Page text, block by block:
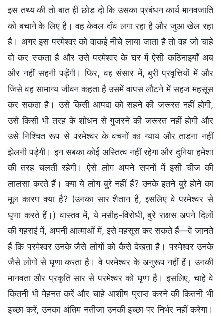
इस तथ्य की तो बात ही छोड़ दो कि उसका प्रबंधन कार्य मानवजाति
को बचाने के लिए है। वह केवल दाँव लगा रहा है और जुआ खेल रहा
है। अगर इस परमेश्वर को वाकई नीचे लाया जाता है तो वह जो चाहे
वो कर सकता है और उसे परमेश्वर के घर में ऐसी कठिनाइयाँ अब
और नहीं सहनी पड़ेंगी। फिर, वह संसार में, बुरी प्रवृत्तियों में और
जिसे वह सामान्य जीवन कहता है उसमें वापस लौटने में सहज महसूस
कर सकता है। उसे किसी आपदा को सहने की जरूरत नहीं होगी,
उसे किसी भी तरह के शोधन से गुजरने की जरूरत नहीं होगी और
उसे निश्चित रूप से परमेश्वर के वचनों का न्याय और ताड़ना नहीं
झेलनी पड़ेगी। इन सबका कोई अस्तित्व नहीं रहेगा और दुनिया हमेशा
की तरह चलती रहेगी। ऐसे लोग अपने सपनों में इसी चीज की
लालसा करते हैं। क्या ये लोग बुरे नहीं हैं? उनके इतने बुरे होने का
मूल कारण क्या है? (उनका सार शैतान है, इसलिए वे परमेश्वर से
घृणा करते हैं।) वास्तव में, ये मसीह-विरोधी, बुरे राक्षस अपने दिलों
की गहराई में, अपनी आत्माओं में, इसे महसूस कर सकते हैं—वे जानते
हैं कि परमेश्वर उनके जैसे लोगों को कैसे देखता है। परमेश्वर उनके
जैसे लोगों से घृणा करता है। वे परमेश्वर के अनुरूप नहीं हैं। उनकी
मानवता और प्रकृति सार से परमेश्वर को घृणा है। इसलिए, चाहे वे
कितनी भी मेहनत करें और चाहे आशीष प्राप्त करने की कितनी भी
इच्छा करें, उनका अंतिम नतीजा उनकी इच्छा पर निर्भर नहीं करेगा।